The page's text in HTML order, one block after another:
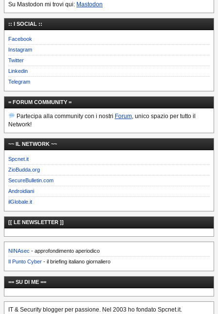
Su Mastodon mi trovi qui: Mastodon
:: I SOCIAL ::
Facebook
Instagram
Twitter
Linkedin
Telegram
= FORUM COMMUNITY =
Partecipa alla community con i nostri Forum, unico spazio per tutto il
Network!
~~ IL NETWORK ~~
Spcnet.it
ZioBudda.org
SecureBulletin.com
Androidiani
ilGlobale.it
[[ LE NEWSLETTER ]]
NINAsec - approfondimento aperiodico
Il Punto Cyber - il briefing italiano giornaliero
== SU DI ME ==
IT & Security blogger per passione. Nel 2003 ho fondato Spcnet.it.